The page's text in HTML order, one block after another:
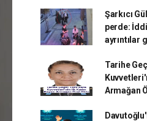
Şarkıcı
perde:
ayrıntılar
Tarihe
Armağan